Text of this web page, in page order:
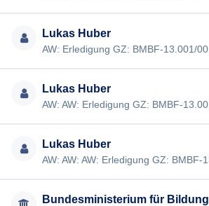
Lukas Huber
Lukas Huber
Lukas Huber
Bundesministerium für Bildung